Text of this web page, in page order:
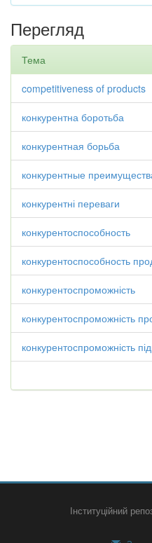
Перегляд
Тема
competitiveness of products
конкурентна боротьба
конкурентная борьба
конкурентные
конкурентні переваги
конкурентоспособность
конкурентоспособность
конкурентоспроможність
конкурентоспроможність
конкурентоспроможність
Інституційний